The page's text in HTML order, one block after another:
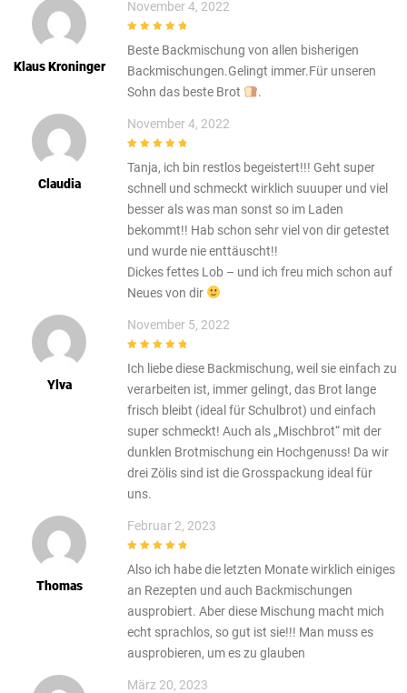
Klaus Kroninger
November 4, 2022
Beste Backmischung von allen bisherigen
Backmischungen.Gelingt immer.Für unseren
Sohn das beste Brot
.
Claudia
November 4, 2022
Tanja, ich bin restlos begeistert!!! Geht super
schnell und schmeckt wirklich suuuper und viel
besser als was man sonst so im Laden
bekommt!! Hab schon sehr viel von dir getestet
und wurde nie enttäuscht!!
Dickes fettes Lob – und ich freu mich schon auf
Neues von dir
Ylva
November 5, 2022
Ich liebe diese Backmischung, weil sie einfach zu
verarbeiten ist, immer gelingt, das Brot lange
frisch bleibt (ideal für Schulbrot) und einfach
super schmeckt! Auch als „Mischbrot“ mit der
dunklen Brotmischung ein Hochgenuss! Da wir
drei Zölis sind ist die Grosspackung ideal für
uns.
Thomas
Februar 2, 2023
Also ich habe die letzten Monate wirklich einiges
an Rezepten und auch Backmischungen
ausprobiert. Aber diese Mischung macht mich
echt sprachlos, so gut ist sie!!! Man muss es
ausprobieren, um es zu glauben
März 20, 2023